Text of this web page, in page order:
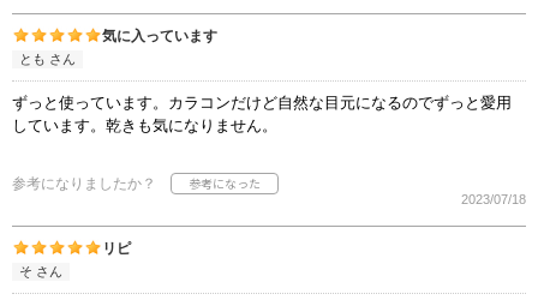
気に入っています
とも さん
ずっと使っています。カラコンだけど自然な目元になるのでずっと愛用
しています。乾きも気になりません。
参考になりましたか？
2023/07/18
リピ
そ さん